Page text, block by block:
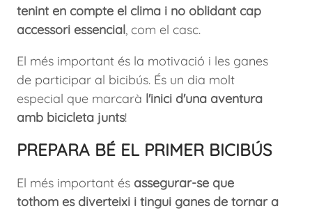
tenint en compte el clima i no oblidant cap
accessori essencial, com el casc.
El més important és la motivació i les ganes
de participar al bicibús. És un dia molt
especial que marcarà l'inici d'una aventura
amb bicicleta junts!
PREPARA BÉ EL PRIMER BICIBÚS
El més important és assegurar-se que
tothom es diverteixi i tingui ganes de tornar a